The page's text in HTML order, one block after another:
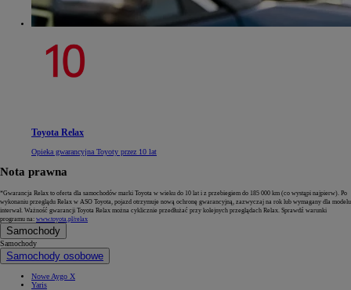
Toyota Relax
Opieka gwarancyjna Toyoty przez 10 lat
Nota prawna
*Gwarancja Relax to oferta dla samochodów marki Toyota w wieku do 10 lat i z przebiegiem do 185 000 km (co wystąpi najpierw). Po
wykonaniu przeglądu Relax w ASO Toyota, pojazd otrzymuje nową ochronę gwarancyjną, zazwyczaj na rok lub wymagany dla modelu
interwał. Ważność gwarancji Toyota Relax można cyklicznie przedłużać przy kolejnych przeglądach Relax. Sprawdź warunki
programu na: www.toyota.pl/relax
Samochody
Samochody
Samochody osobowe
Nowe Aygo X
Yaris